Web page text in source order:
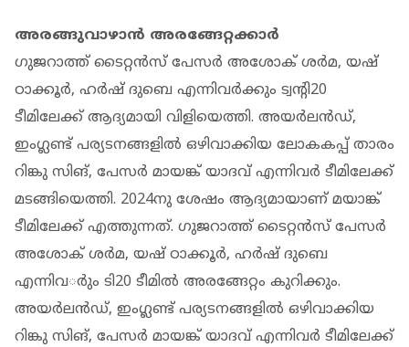
അരങ്ങുവാഴാന്‍ അരങ്ങേറ്റക്കാര്‍
ഗുജറാത്ത് ടൈറ്റന്‍സ് പേസര്‍ അശോക് ശര്‍മ, യഷ്
ഠാക്കൂര്‍, ഹര്‍ഷ് ദുബെ എന്നിവര്‍ക്കും ട്വന്റി20
ടീമിലേക്ക് ആദ്യമായി വിളിയെത്തി. അയര്‍ലന്‍ഡ്,
ഇംഗ്ലണ്ട് പര്യടനങ്ങളില്‍ ഒഴിവാക്കിയ ലോകകപ്പ് താരം
റിങ്കു സിങ്, പേസര്‍ മായങ്ക് യാദവ് എന്നിവര്‍ ടീമിലേക്ക്
മടങ്ങിയെത്തി. 2024നു ശേഷം ആദ്യമായാണ് മയാങ്ക്
ടീമിലേക്ക് എത്തുന്നത്. ഗുജറാത്ത് ടൈറ്റന്‍സ് പേസര്‍
അശോക് ശര്‍മ, യഷ് ഠാക്കൂര്‍, ഹര്‍ഷ് ദുബെ
എന്നിവര്‍ും ടി20 ടീമില്‍ അരങ്ങേറ്റം കുറിക്കും.
അയര്‍ലന്‍ഡ്, ഇംഗ്ലണ്ട് പര്യടനങ്ങളില്‍ ഒഴിവാക്കിയ
റിങ്കു സിങ്, പേസര്‍ മായങ്ക് യാദവ് എന്നിവര്‍ ടീമിലേക്ക്